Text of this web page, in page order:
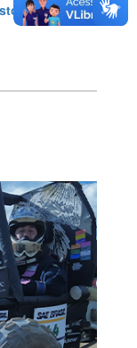
de Noronha